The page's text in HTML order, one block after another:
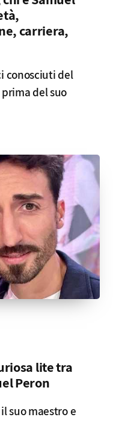
carriera,
conosciuti del
del suo
lite tra
Peron
suo maestro e